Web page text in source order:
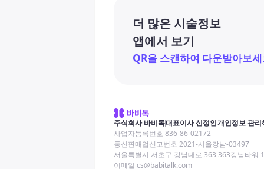
더 많은 시술정보
앱에서 보기
QR을 스캔하여 다운받아보세
주식회사 바비톡대표이사 신정인개인정보 관리
사업자등록번호 836-86-02172
통신판매업신고번호 2021-서울강남-03497
서울특별시 서초구 강남대로 363 363강남타워
이메일 cs@babitalk.com